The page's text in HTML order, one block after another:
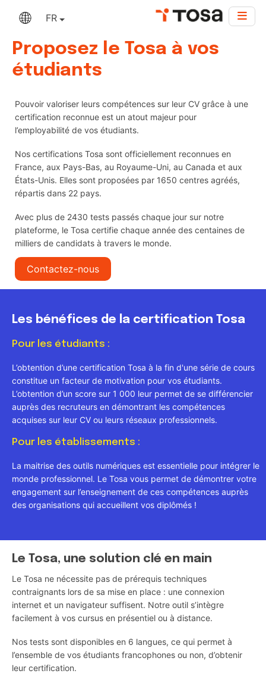
FR
Proposez le Tosa à vos
étudiants
Pouvoir valoriser leurs compétences sur leur CV grâce à une
certification reconnue est un atout majeur pour
l’employabilité de vos étudiants.
Nos certifications Tosa sont officiellement reconnues en
France, aux Pays-Bas, au Royaume-Uni, au Canada et aux
États-Unis. Elles sont proposées par 1650 centres agréés,
répartis dans 22 pays.
Avec plus de 2430 tests passés chaque jour sur notre
plateforme, le Tosa certifie chaque année des centaines de
milliers de candidats à travers le monde.
Contactez-nous
Les bénéfices de la certification Tosa
Pour les étudiants :
L’obtention d’une certification Tosa à la fin d'une série de cours
constitue un facteur de motivation pour vos étudiants.
L’obtention d’un score sur 1 000 leur permet de se différencier
auprès des recruteurs en démontrant les compétences
acquises sur leur CV ou leurs réseaux professionnels.
Pour les établissements :
La maitrise des outils numériques est essentielle pour intégrer le
monde professionnel. Le Tosa vous permet de démontrer votre
engagement sur l’enseignement de ces compétences auprès
des organisations qui accueillent vos diplômés !
Le Tosa, une solution clé en main
Le Tosa ne nécessite pas de prérequis techniques
contraignants lors de sa mise en place : une connexion
internet et un navigateur suffisent. Notre outil s’intègre
facilement à vos cursus en présentiel ou à distance.
Nos tests sont disponibles en 6 langues, ce qui permet à
l’ensemble de vos étudiants francophones ou non, d’obtenir
leur certification.